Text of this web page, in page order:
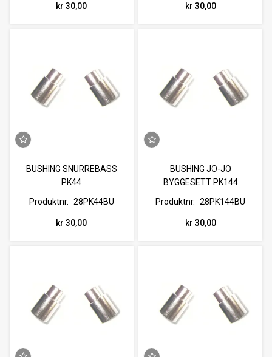
kr 30,00 kr 30,00
BUSHING SNURREBASS
PK44
Produktnr.
28PK44BU
kr 30,00
BUSHING JO-JO
BYGGESETT PK144
Produktnr.
28PK144BU
kr 30,00